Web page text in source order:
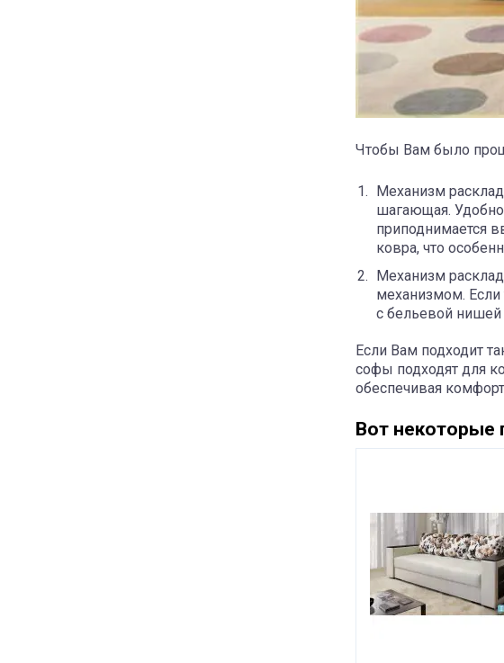
Чтобы Вам было
Механизм
шагающая.
приподнимается
ковра, что
Механизм
механизмом. Если
с бельевой нишей
Если Вам подходит
софы подходят для
обеспечивая
Вот некоторые